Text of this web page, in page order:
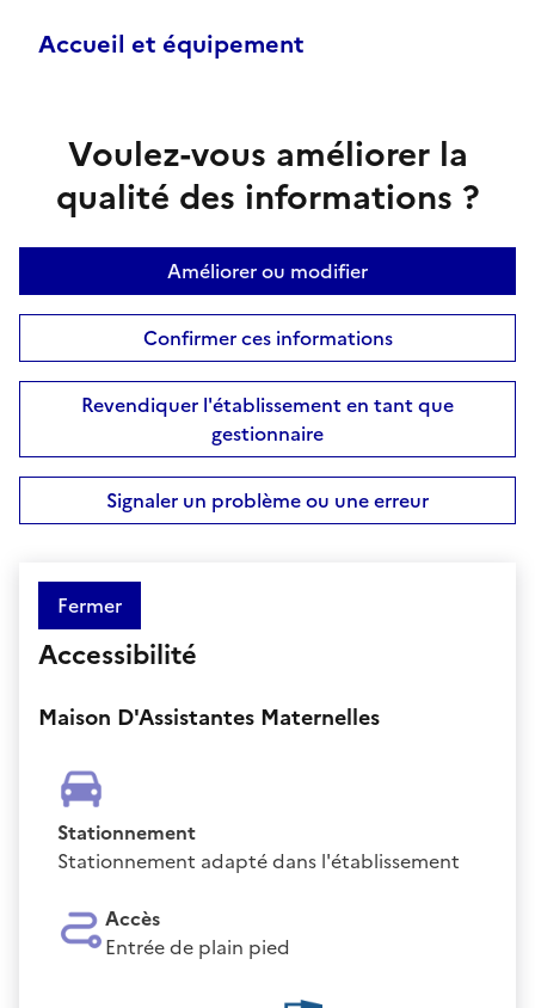
Accueil et équipement
Voulez-vous améliorer la
qualité des informations ?
Améliorer ou modifier
Confirmer ces informations
Revendiquer l'établissement en tant que
gestionnaire
Signaler un problème ou une erreur
Fermer
Accessibilité
Maison D'Assistantes Maternelles
Stationnement
Stationnement adapté dans l'établissement
Accès
Entrée de plain pied